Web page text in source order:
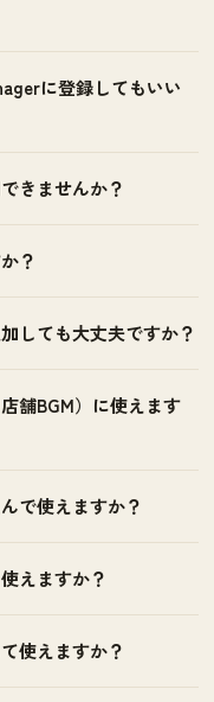
に登録してもいい
きませんか？
？
しても大丈夫ですか？
舗BGM）に使えます
で使えますか？
えますか？
使えますか？